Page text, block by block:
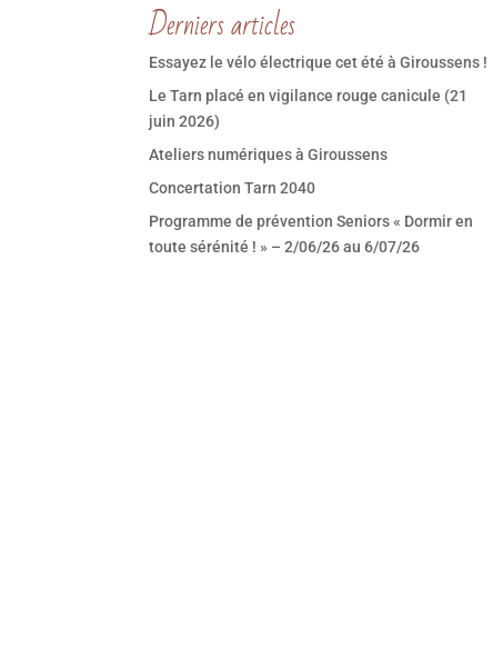
Derniers articles
Essayez le vélo électrique cet été à Giroussens !
Le Tarn placé en vigilance rouge canicule (21
juin 2026)
Ateliers numériques à Giroussens
Concertation Tarn 2040
Programme de prévention Seniors « Dormir en
toute sérénité ! » – 2/06/26 au 6/07/26